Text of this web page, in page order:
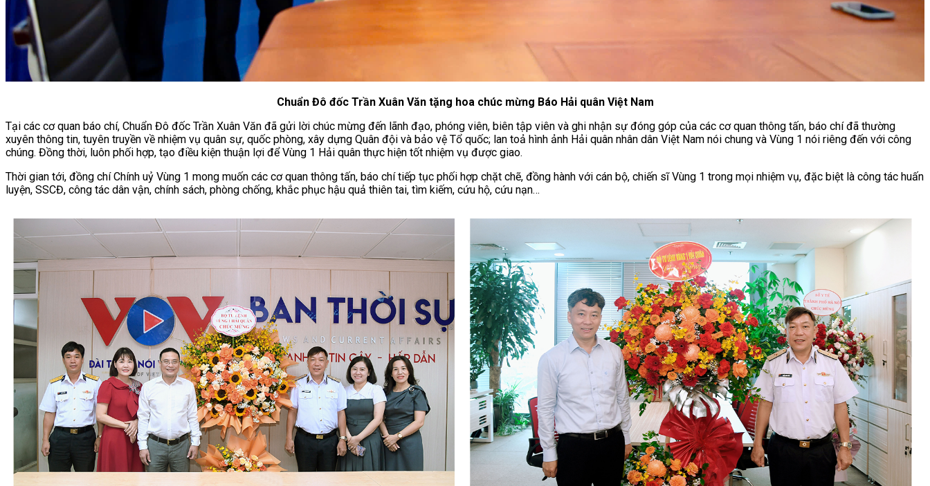
Chuẩn Đô đốc Trần Xuân Văn tặng hoa chúc mừng Báo Hải quân Việt Nam
Tại các cơ quan báo chí, Chuẩn Đô đốc Trần Xuân Văn đã gửi lời chúc mừng đến lãnh đạo, phóng viên, biên tập viên và ghi nhận sự đóng góp của các cơ quan thông tấn, báo chí đã thường
xuyên thông tin, tuyên truyền về nhiệm vụ quân sự, quốc phòng, xây dựng Quân đội và bảo vệ Tổ quốc; lan toả hình ảnh Hải quân nhân dân Việt Nam nói chung và Vùng 1 nói riêng đến với công
chúng. Đồng thời, luôn phối hợp, tạo điều kiện thuận lợi để Vùng 1 Hải quân thực hiện tốt nhiệm vụ được giao.
Thời gian tới, đồng chí Chính uỷ Vùng 1 mong muốn các cơ quan thông tấn, báo chí tiếp tục phối hợp chặt chẽ, đồng hành với cán bộ, chiến sĩ Vùng 1 trong mọi nhiệm vụ, đặc biệt là công tác huấn
luyện, SSCĐ, công tác dân vận, chính sách, phòng chống, khắc phục hậu quả thiên tai, tìm kiếm, cứu hộ, cứu nạn…